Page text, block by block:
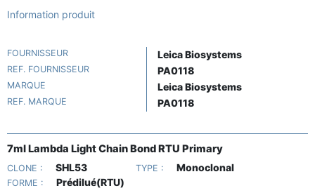
Information produit
FOURNISSEUR Leica Biosystems
REF. FOURNISSEUR PA0118
MARQUE Leica Biosystems
REF. MARQUE PA0118
7ml Lambda Light Chain Bond RTU Primary
CLONE : SHL53 TYPE : Monoclonal
FORME : Prédilué(RTU)